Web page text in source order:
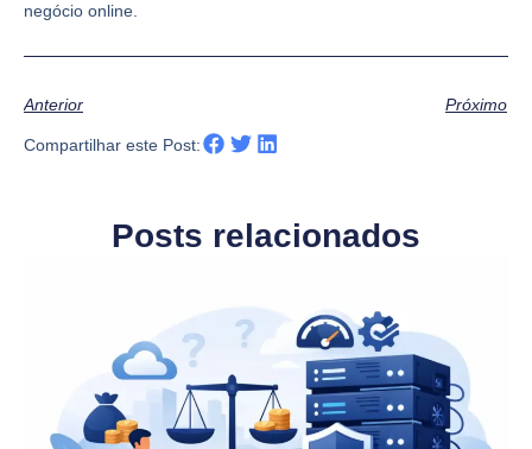
negócio online.
Anterior Próximo
Compartilhar este Post:
Posts relacionados